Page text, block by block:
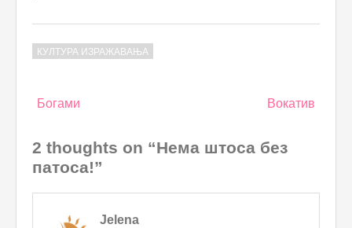
КУЛТУРА ИЗРАЖАВАЊА
Post
Богами Вокатив
2 thoughts on “Нема штоса без
патоса!”
Jelena